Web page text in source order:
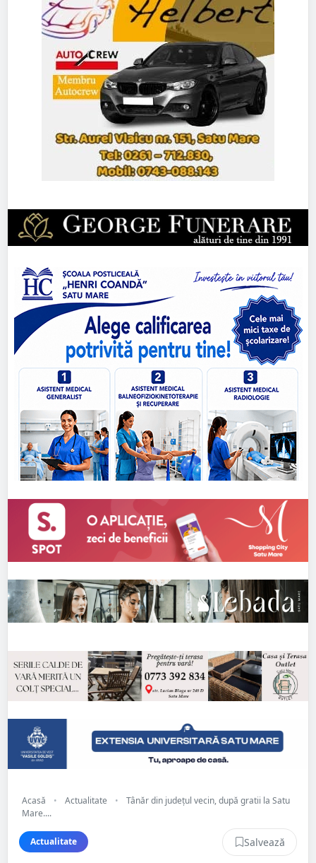
Acasă • Actualitate •
Tânăr din județul vecin, după gratii la Satu
Mare....
Actualitate Salvează